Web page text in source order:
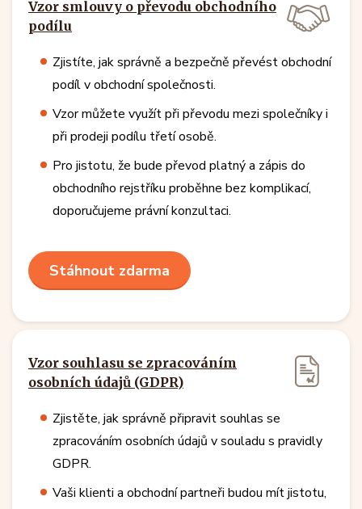
Vzor smlouvy o převodu obchodního
podílu
Zjistíte, jak správně a bezpečně převést obchodní
podíl v obchodní společnosti.
Vzor můžete využít při převodu mezi společníky i
při prodeji podílu třetí osobě.
Pro jistotu, že bude převod platný a zápis do
obchodního rejstříku proběhne bez komplikací,
doporučujeme právní konzultaci.
Stáhnout zdarma
Vzor souhlasu se zpracováním
osobních údajů (GDPR)
Zjistěte, jak správně připravit souhlas se
zpracováním osobních údajů v souladu s pravidly
GDPR.
Vaši klienti a obchodní partneři budou mít jistotu,